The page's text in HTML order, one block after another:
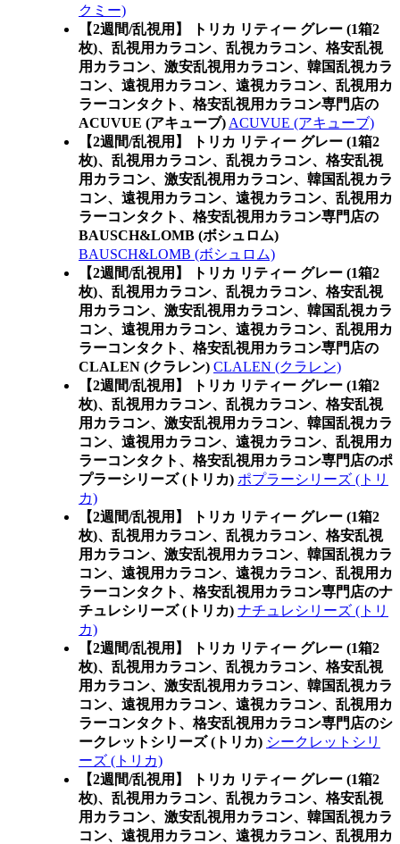
クミー)
【2週間/乱視用】 トリカ リティー グレー (1箱2
枚)、乱視用カラコン、乱視カラコン、格安乱視
用カラコン、激安乱視用カラコン、韓国乱視カラ
コン、遠視用カラコン、遠視カラコン、乱視用カ
ラーコンタクト、格安乱視用カラコン専門店の
ACUVUE (アキューブ) ACUVUE (アキューブ)
【2週間/乱視用】 トリカ リティー グレー (1箱2
枚)、乱視用カラコン、乱視カラコン、格安乱視
用カラコン、激安乱視用カラコン、韓国乱視カラ
コン、遠視用カラコン、遠視カラコン、乱視用カ
ラーコンタクト、格安乱視用カラコン専門店の
BAUSCH&LOMB (ボシュロム)
BAUSCH&LOMB (ボシュロム)
【2週間/乱視用】 トリカ リティー グレー (1箱2
枚)、乱視用カラコン、乱視カラコン、格安乱視
用カラコン、激安乱視用カラコン、韓国乱視カラ
コン、遠視用カラコン、遠視カラコン、乱視用カ
ラーコンタクト、格安乱視用カラコン専門店の
CLALEN (クラレン) CLALEN (クラレン)
【2週間/乱視用】 トリカ リティー グレー (1箱2
枚)、乱視用カラコン、乱視カラコン、格安乱視
用カラコン、激安乱視用カラコン、韓国乱視カラ
コン、遠視用カラコン、遠視カラコン、乱視用カ
ラーコンタクト、格安乱視用カラコン専門店のポ
プラーシリーズ (トリカ) ポプラーシリーズ (トリ
カ)
【2週間/乱視用】 トリカ リティー グレー (1箱2
枚)、乱視用カラコン、乱視カラコン、格安乱視
用カラコン、激安乱視用カラコン、韓国乱視カラ
コン、遠視用カラコン、遠視カラコン、乱視用カ
ラーコンタクト、格安乱視用カラコン専門店のナ
チュレシリーズ (トリカ) ナチュレシリーズ (トリ
カ)
【2週間/乱視用】 トリカ リティー グレー (1箱2
枚)、乱視用カラコン、乱視カラコン、格安乱視
用カラコン、激安乱視用カラコン、韓国乱視カラ
コン、遠視用カラコン、遠視カラコン、乱視用カ
ラーコンタクト、格安乱視用カラコン専門店のシ
ークレットシリーズ (トリカ) シークレットシリ
ーズ (トリカ)
【2週間/乱視用】 トリカ リティー グレー (1箱2
枚)、乱視用カラコン、乱視カラコン、格安乱視
用カラコン、激安乱視用カラコン、韓国乱視カラ
コン、遠視用カラコン、遠視カラコン、乱視用カ